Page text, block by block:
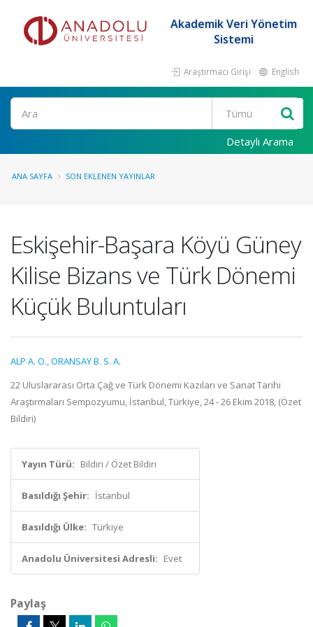
Akademik Veri Yönetim
Sistemi
Araştırmacı Girişi English
Ara
Detaylı Arama
ANA SAYFA SON EKLENEN YAYINLAR
Eskişehir-Başara Köyü Güney
Kilise Bizans ve Türk Dönemi
Küçük Buluntuları
ALP A. O.,ORANSAY B. S. A.
22 Uluslararası Orta Çağ ve Türk Dönemi Kazıları ve Sanat Tarihi
Araştırmaları Sempozyumu, İstanbul, Türkiye, 24 - 26 Ekim 2018, (Özet
Bildiri)
Yayın Türü: Bildiri / Özet Bildiri
Basıldığı Şehir: İstanbul
Basıldığı Ülke: Türkiye
Anadolu Üniversitesi Adresli: Evet
Paylaş